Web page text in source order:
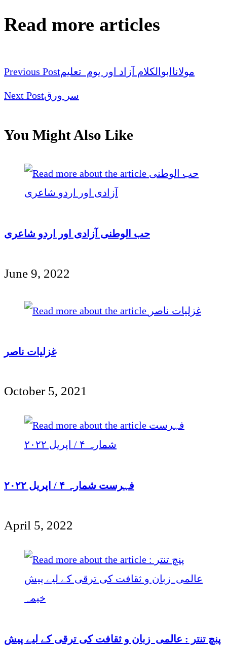
Read more articles
Previous Postمولاناابوالکلام آزاد اور یوم تعلیم
Next Postسر ورق
You Might Also Like
حب الوطنی آزادی اور اردو شاعری
June 9, 2022
غزلیات ناصر
October 5, 2021
فہرست شمارہ ۴ / اپریل ۲۰۲۲
April 5, 2022
پنچ تنتر : عالمی زبان و ثقافت کی ترقی کے لیے پیش